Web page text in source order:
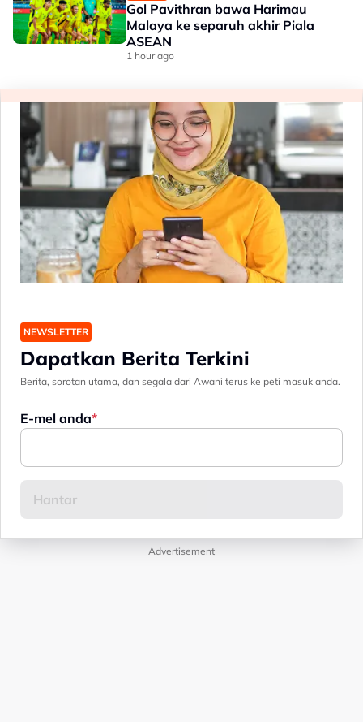
Gol Pavithran bawa Harimau
Malaya ke separuh akhir Piala
ASEAN
1 hour ago
NEWSLETTER
Dapatkan Berita Terkini
Berita, sorotan utama, dan segala dari Awani terus ke peti masuk anda.
E-mel anda
Advertisement